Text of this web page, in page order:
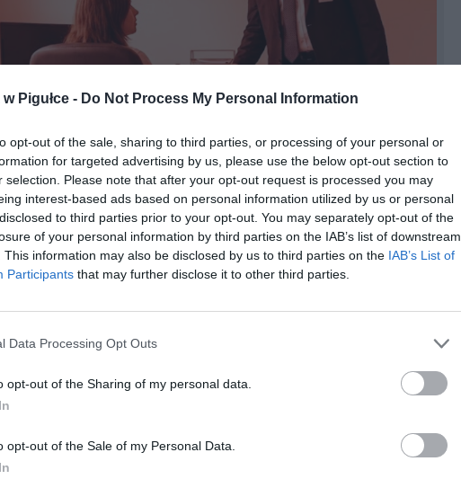
Pigułce - Do Not Process My Personal Information
opt-out of the sale, sharing to third parties, or processing of your personal or
for targeted advertising by us, please use the below opt-out section to
selection. Please note that after your opt-out request is processed you may
interest-based ads based on personal information utilized by us or personal
to third parties prior to your opt-out. You may separately opt-out of the
of your personal information by third parties on the IAB’s list of downstream
This information may also be disclosed by us to third parties on the IAB’s List of
Participants that may further disclose it to other third parties.
Data Processing Opt Outs
opt-out of the Sharing of my personal data.
opt-out of the Sale of my Personal Data.
Fot. Warszawa w Pigułce
ordynacji podatkowej wyraźnie stanowią że zobowiązanie
czasie urząd skarbowy traci możliwość egzekwowania należności i
okres przedawnienia funkcjonuje jako fundamentalna gwarancja
prawnej i bezpieczeństwa obywateli przed arbitralnym działaniem
że administracja skarbowa pojawi się nagle z roszczeniami dotyczącymi
wielu lat gdy dokumenty mogły już zaginąć a świadkowie nie